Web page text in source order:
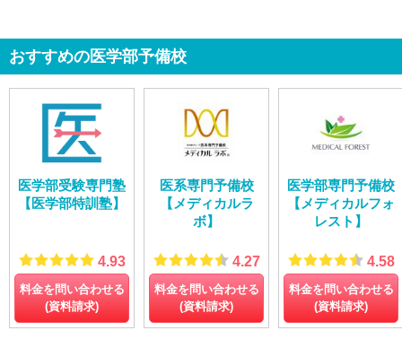
おすすめの医学部予備校
医学部受験専門塾
【医学部特訓塾】
4.93
料金を問い合わせる
(資料請求)
医系専門予備校
【メディカルラ
ボ】
4.27
料金を問い合わせる
(資料請求)
医学部専門予備校
【メディカルフォ
レスト】
4.58
料金を問い合わせる
(資料請求)